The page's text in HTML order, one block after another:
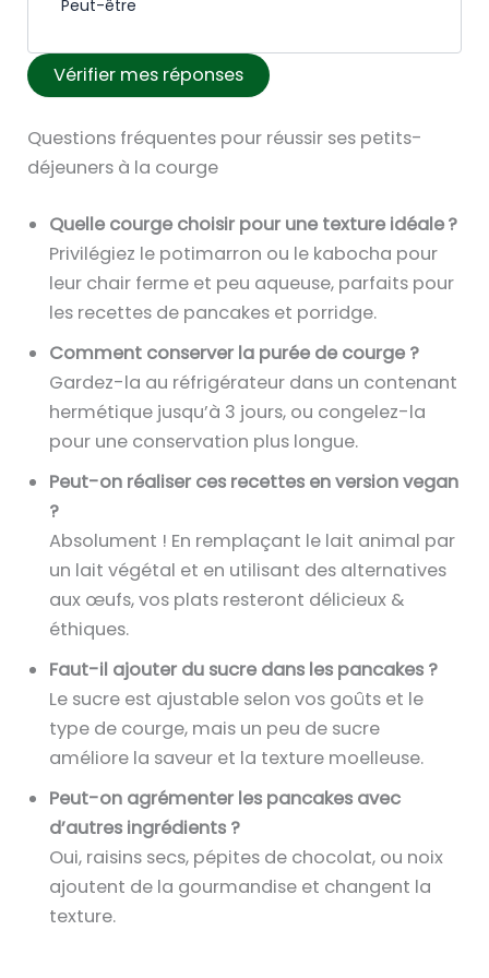
e
r
u
n
e
r
p
o
n
s
e
i
e
s
3
p
r
o
p
o
é
e
s
.
i
o
n
e
u
n
e
r
é
p
o
n
s
p
a
r
m
l
e
s
3
p
r
o
p
o
z
s
é
e
c
i
o
n
n
e
r
r
p
o
n
s
e
p
a
r
i
s
i
l
e
z
é
t
i
o
n
n
r
u
n
e
é
p
o
n
s
e
p
a
r
Peut-être
Vérifier mes réponses
Questions fréquentes pour réussir ses petits-
déjeuners à la courge
Quelle courge choisir pour une texture idéale ?
Privilégiez le potimarron ou le kabocha pour
leur chair ferme et peu aqueuse, parfaits pour
les recettes de pancakes et porridge.
Comment conserver la purée de courge ?
Gardez-la au réfrigérateur dans un contenant
hermétique jusqu’à 3 jours, ou congelez-la
pour une conservation plus longue.
Peut-on réaliser ces recettes en version vegan
?
Absolument ! En remplaçant le lait animal par
un lait végétal et en utilisant des alternatives
aux œufs, vos plats resteront délicieux &
éthiques.
Faut-il ajouter du sucre dans les pancakes ?
Le sucre est ajustable selon vos goûts et le
type de courge, mais un peu de sucre
améliore la saveur et la texture moelleuse.
Peut-on agrémenter les pancakes avec
d’autres ingrédients ?
Oui, raisins secs, pépites de chocolat, ou noix
ajoutent de la gourmandise et changent la
texture.